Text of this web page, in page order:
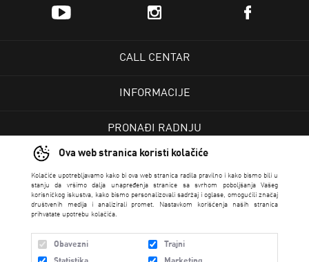
Ova web stranica koristi kolačiće
Kolačiće upotrebljavamo kako bi ova web stranica radila pravilno i kako bismo bili u
stanju da vršimo dalja unapređenja stranice sa svrhom poboljšanja Vašeg
korisničkog iskustva, kako bismo personalizovali sadržaj i oglase, omogućili značaj
društvenih medija i analizirali promet. Nastavkom korišćenja naših stranica
prihvatate upotrebu kolačića.
Obavezni
Trajni
CALL CENTAR
INFORMACIJE
PRONAĐI RADNJU
USLOVI PRODAJE